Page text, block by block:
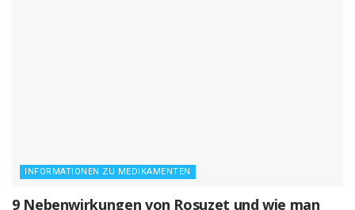
INFORMATIONEN ZU MEDIKAMENTEN
9 Nebenwirkungen von Rosuzet und wie man